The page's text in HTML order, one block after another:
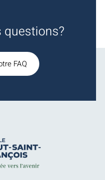
questions?
FAQ